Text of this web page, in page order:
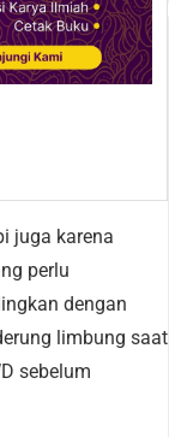
juga karena
perlu
dengan
limbung saat
sebelum